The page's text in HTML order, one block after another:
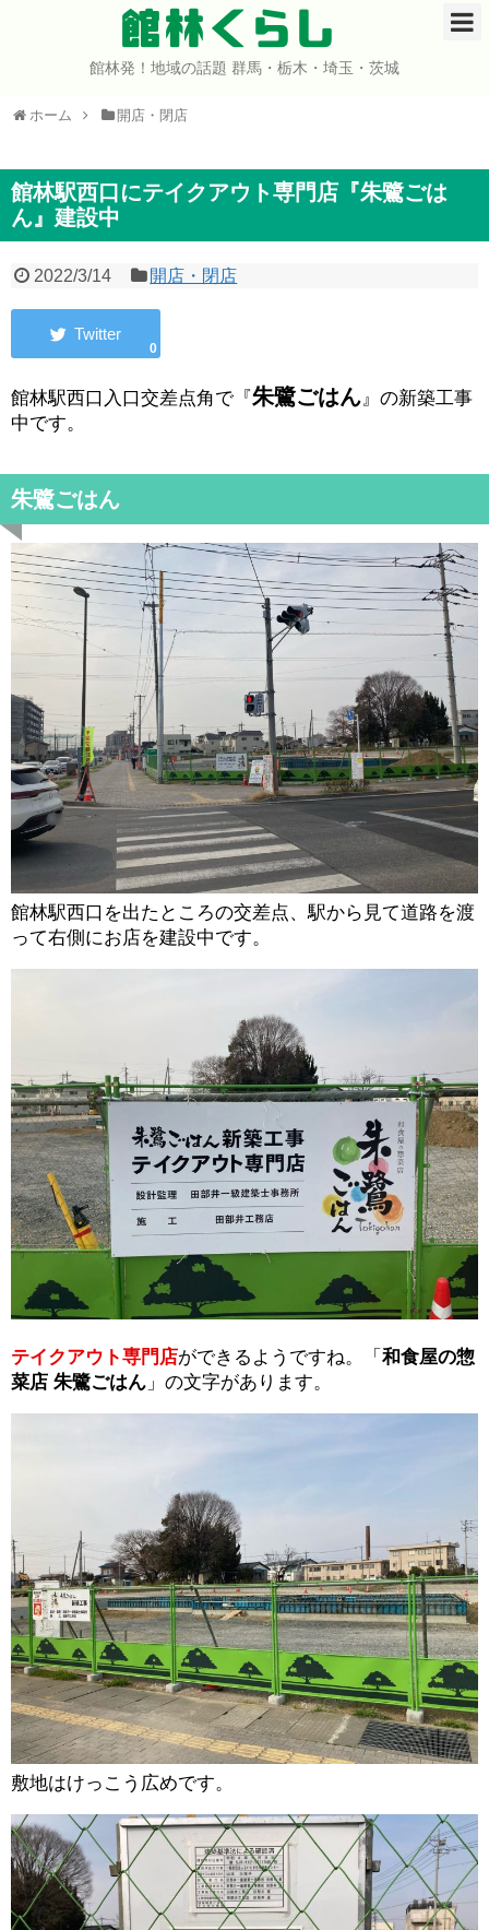
館林くらし
館林発！地域の話題 群馬・栃木・埼玉・茨城
ホーム 開店・閉店
館林駅西口にテイクアウト専門店『朱鷺ごは
ん』建設中
2022/3/14 開店・閉店
0
館林駅西口入口交差点角で『朱鷺ごはん』の新築工事
中です。
朱鷺ごはん
館林駅西口を出たところの交差点、駅から見て道路を渡
って右側にお店を建設中です。
テイクアウト専門店ができるようですね。「 和食屋の惣
菜店 朱鷺ごはん 」の文字があります。
敷地はけっこう広めです。
ホーム
イベント
グルメ
コミュニティ